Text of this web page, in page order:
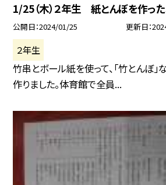
1/25（木）２年生 紙とんぼを作った
公開日 2024/01/25 更新日
２年生
竹串とボール紙を使って、「竹とんぼ」
作りました。体育館で全員...